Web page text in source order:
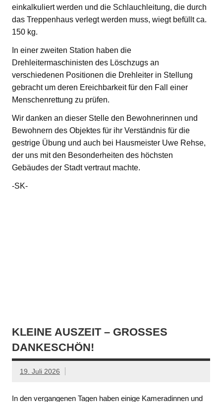
einkalkuliert werden und die Schlauchleitung, die durch
das Treppenhaus verlegt werden muss, wiegt befüllt ca.
150 kg.
In einer zweiten Station haben die
Drehleitermaschinisten des Löschzugs an
verschiedenen Positionen die Drehleiter in Stellung
gebracht um deren Ereichbarkeit für den Fall einer
Menschenrettung zu prüfen.
Wir danken an dieser Stelle den Bewohnerinnen und
Bewohnern des Objektes für ihr Verständnis für die
gestrige Übung und auch bei Hausmeister Uwe Rehse,
der uns mit den Besonderheiten des höchsten
Gebäudes der Stadt vertraut machte.
-SK-
KLEINE AUSZEIT – GROSSES D
ANKESCHÖN!
19. Juli 2026
In den vergangenen Tagen haben einige Kameradinnen und